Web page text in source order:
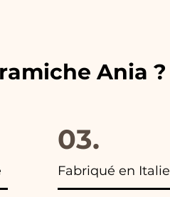
Ania ?
03.
Fabriqué en Italie